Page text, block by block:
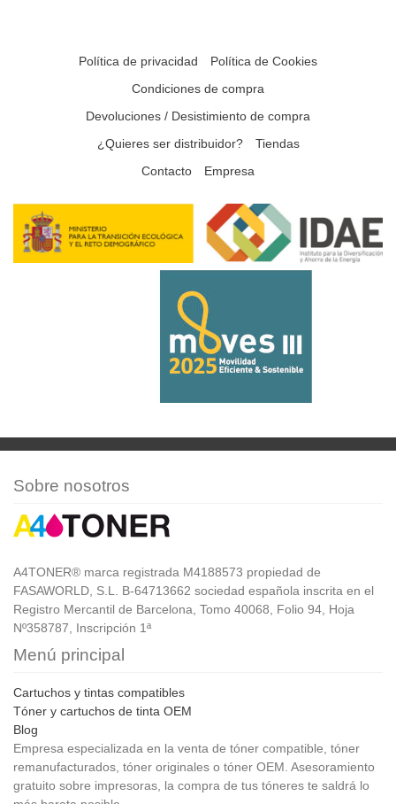
Política de privacidad
Política de Cookies
Condiciones de compra
Devoluciones / Desistimiento de compra
¿Quieres ser distribuidor?
Tiendas
Contacto
Empresa
Sobre nosotros
A4TONER® marca registrada M4188573 propiedad de
FASAWORLD, S.L. B-64713662 sociedad española inscrita en el
Registro Mercantil de Barcelona, Tomo 40068, Folio 94, Hoja
Nº358787, Inscripción 1ª
Menú principal
Cartuchos y tintas compatibles
Tóner y cartuchos de tinta OEM
Blog
Empresa especializada en la venta de tóner compatible, tóner
remanufacturados, tóner originales o tóner OEM. Asesoramiento
gratuito sobre impresoras, la compra de tus tóneres te saldrá lo